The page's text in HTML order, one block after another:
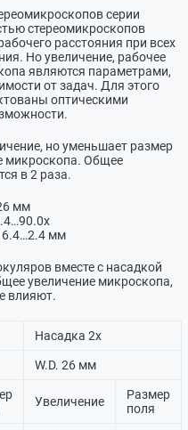
серии
стереомикроскопов
расстояния при всех
Но увеличение, рабочее
являются параметрами,
от задач. Для этого
оптическими
но уменьшает размер
микроскопа. Общее
в 2 раза.
мм
мм
вместе с насадкой
увеличение микроскопа,
влияют.
Насадка 2х
W.D. 26 мм
Увеличение
Размер
поля